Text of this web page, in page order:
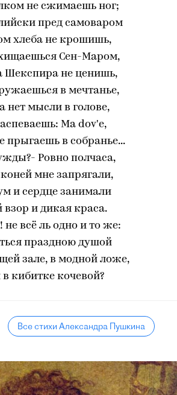
не сжимаешь ног;
пред самоваром
хлеба не крошишь,
Сен-Маром,
Шекспира не ценишь,
в мечтанье,
нет мысли в голове,
Ма dov'e,
прыгаешь в собранье...
Ровно полчаса,
мне запрягали,
и сердце занимали
взор и дикая краса.
не всё ль одно и то же:
праздною душой
зале, в модной ложе,
кибитке кочевой?
Все стихи Александра Пушкина